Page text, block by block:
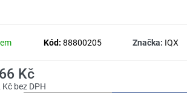
Kód: 88800205 Značka: IQX
Kč
Kč bez DPH